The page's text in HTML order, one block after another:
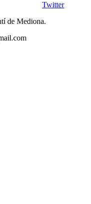
Twitter
de Mediona.